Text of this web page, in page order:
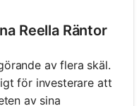
Reella Räntor
av flera skäl.
för investerare att
av sina